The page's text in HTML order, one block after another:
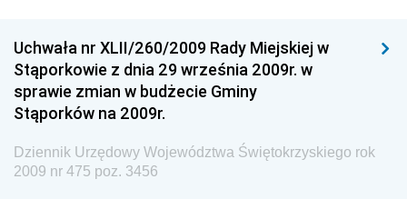
Dziennik Urzędowy Ministra Spraw Zagranicznych
Dziennik Urzędowy Centralnego Biura
Antykorupcyjnego
Wewnętrznego
Dziennik Urzędowy Urzędu Patentowego
Uchwała nr XLII/260/2009 Rady Miejskiej w
Stąporkowie z dnia 29 września 2009r. w
sprawie zmian w budżecie Gminy
Stąporków na 2009r.
Dziennik Urzędowy Województwa Świętokrzyskiego rok
2009 nr 475 poz. 3456